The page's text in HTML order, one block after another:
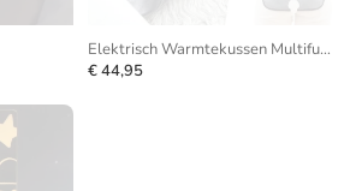
Elektrisch Warmtekussen Multifunctioneel
€ 44,95